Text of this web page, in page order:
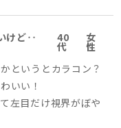
けど‥ 40
代
女
性
というとカラコン？
いい！
左目だけ視界がぼや